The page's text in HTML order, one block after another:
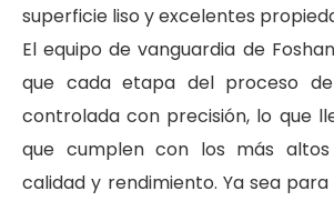
superficie liso y excelentes
El equipo de vanguardia de
que cada etapa del proceso
controlada con precisión, lo que
que cumplen con los más
calidad y rendimiento. Ya sea